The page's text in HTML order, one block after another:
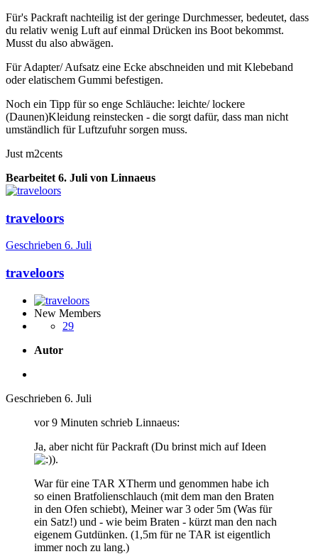
Für's Packraft nachteilig ist der geringe Durchmesser, bedeutet, dass
du relativ wenig Luft auf einmal Drücken ins Boot bekommst.
Musst du also abwägen.
Für Adapter/ Aufsatz eine Ecke abschneiden und mit Klebeband
oder elatischem Gummi befestigen.
Noch ein Tipp für so enge Schläuche: leichte/ lockere
(Daunen)Kleidung reinstecken - die sorgt dafür, dass man nicht
umständlich für Luftzufuhr sorgen muss.
Just m2cents
Bearbeitet 6. Juli von Linnaeus
traveloors
Geschrieben 6. Juli
traveloors
New Members
29
Autor
Geschrieben 6. Juli
vor 9 Minuten schrieb Linnaeus:
Ja, aber nicht für Packraft (Du brinst mich auf Ideen
).
War für eine TAR XTherm und genommen habe ich
so einen Bratfolienschlauch (mit dem man den Braten
in den Ofen schiebt), Meiner war 3 oder 5m (Was für
ein Satz!) und - wie beim Braten - kürzt man den nach
eigenem Gutdünken. (1,5m für ne TAR ist eigentlich
immer noch zu lang.)